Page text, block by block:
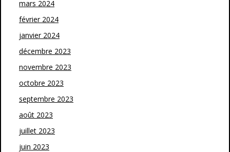
mars 2024
février 2024
janvier 2024
décembre 2023
novembre 2023
octobre 2023
septembre 2023
août 2023
juillet 2023
juin 2023